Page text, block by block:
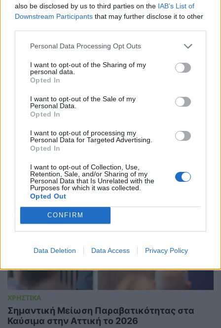
also be disclosed by us to third parties on the IAB’s List of
Downstream Participants that may further disclose it to other
Personal Data Processing Opt Outs
I want to opt-out of the Sharing of my
personal data.
Opted In
I want to opt-out of the Sale of my
Personal Data.
Opted In
I want to opt-out of processing my
Personal Data for Targeted Advertising.
Opted In
I want to opt-out of Collection, Use,
Retention, Sale, and/or Sharing of my
Personal Data that Is Unrelated with the
Purposes for which it was collected.
Opted Out
CONFIRM
Data Deletion Data Access Privacy Policy
NANOTEXNOLOGY 2026: Η Θεσσαλονίκη στο
επίκεντρο των διεθνών εξελίξεων υψηλής
30/06/2026 - 09:39
ΧΡΗΣΤΙΚΑ
Σημαντική Μείωση Παραβατικότητας στα
Καύσιμα στην Αττική το 2026